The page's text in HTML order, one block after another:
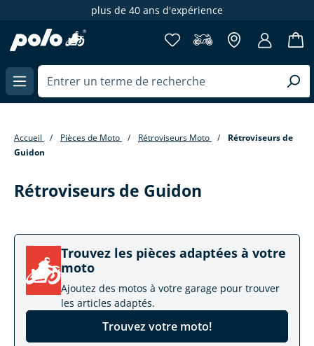
plus de 40 ans d'expérience
Accueil Pièces de Moto Rétroviseurs Moto
Rétroviseurs de
Guidon
Rétroviseurs de Guidon
Trouvez les pièces adaptées à votre
moto
Ajoutez des motos à votre garage pour trouver
les articles adaptés.
Trouvez votre moto!